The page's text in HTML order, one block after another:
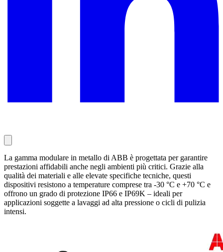
La gamma modulare in metallo di ABB è progettata per garantire
prestazioni affidabili anche negli ambienti più critici. Grazie alla
qualità dei materiali e alle elevate specifiche tecniche, questi
dispositivi resistono a temperature comprese tra -30 °C e +70 °C e
offrono un grado di protezione IP66 e IP69K – ideali per
applicazioni soggette a lavaggi ad alta pressione o cicli di pulizia
intensi.